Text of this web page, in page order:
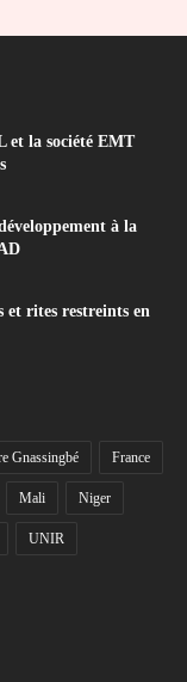
et la société EMT
à la
et rites restreints en
Gnassingbé France
Mali Niger
UNIR